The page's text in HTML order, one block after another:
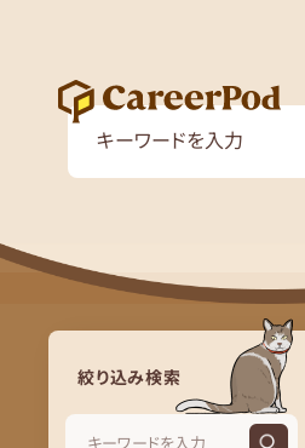
絞り込み検索